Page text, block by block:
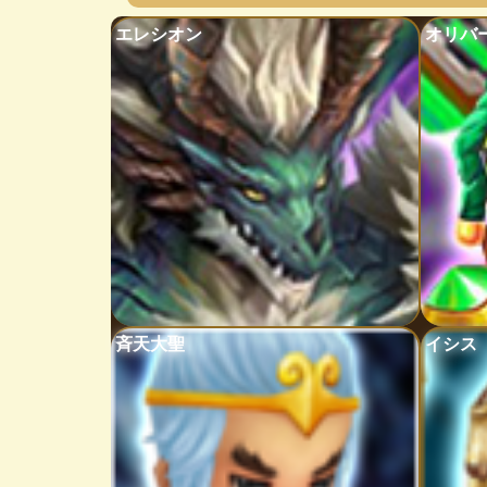
エレシオン オリバ
斉天大聖 イシス